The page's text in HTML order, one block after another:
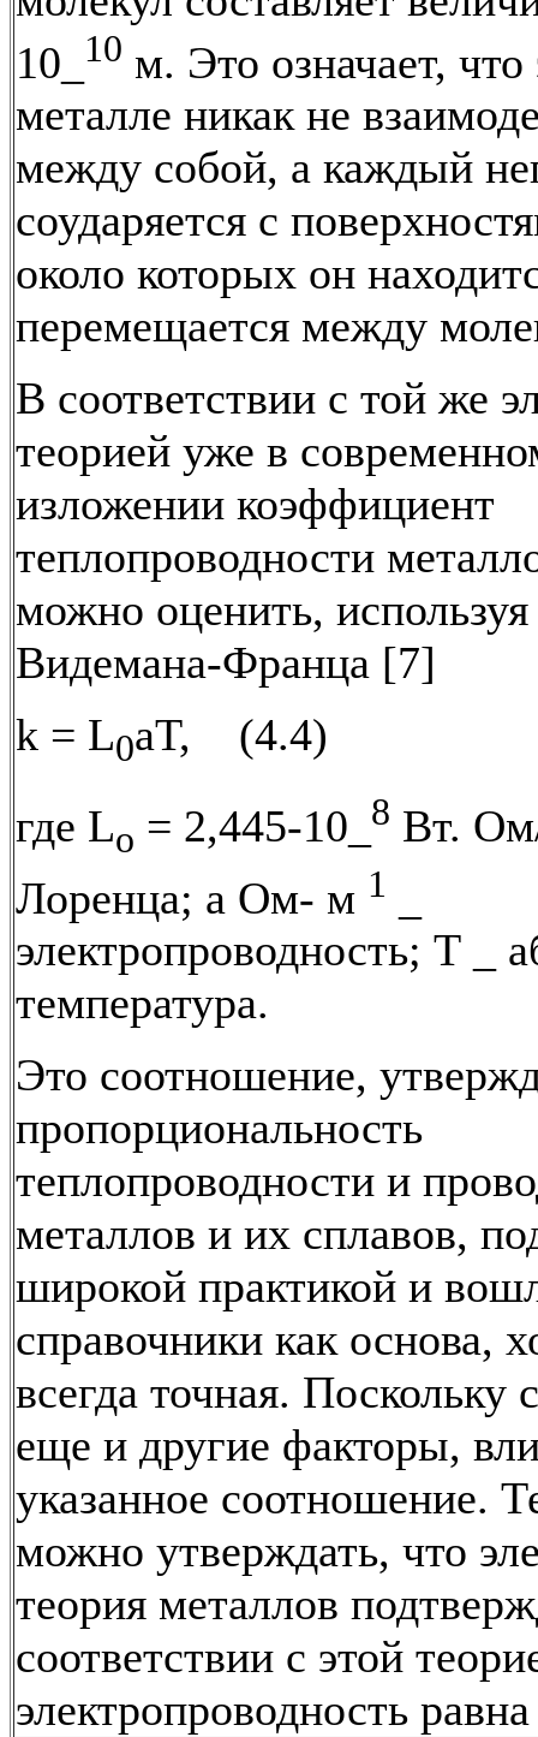
10_
10 м. Это означает,
металле никак не
между собой, а каждый
соударяется с
около которых он
перемещается между
В соответствии с той же
теорией уже в
изложении коэффициент
теплопроводности
можно оценить, используя
Видемана-Франца [7]
k = L0aT, (4.4)
где Lo = 2,445-10_ 8 Вт.
Лоренца; а Ом- м 1
электропроводность; Т _
температура.
Это соотношение,
пропорциональность
теплопроводности и
металлов и их сплавов,
широкой практикой и
справочники как основа,
всегда точная. Поскольку
еще и другие факторы,
указанное соотношение.
можно утверждать, что
теория металлов
соответствии с этой
электропроводность равна